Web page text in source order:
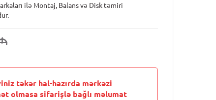
ilə Montaj, Balans və Disk təmiri
təkər hal-hazırda mərkəzi
olmasa sifarişlə bağlı məlumat